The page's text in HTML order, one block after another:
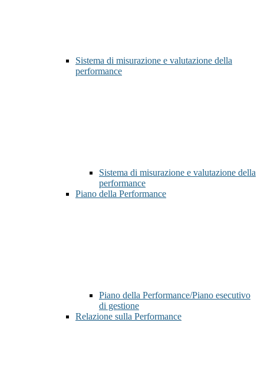
Sistema di misurazione e valutazione della
performance
Sistema di misurazione e valutazione della
performance
Piano della Performance
Piano della Performance/Piano esecutivo
di gestione
Relazione sulla Performance